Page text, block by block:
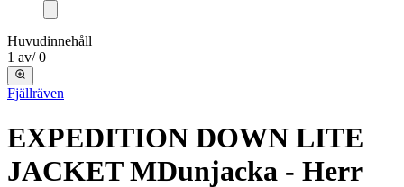
Huvudinnehåll
1 av/ 0
Fjällräven
EXPEDITION DOWN LITE
JACKET MDunjacka - Herr